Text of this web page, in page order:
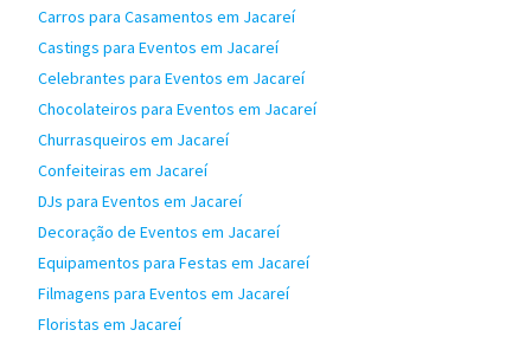
Carros para Casamentos em Jacareí
Castings para Eventos em Jacareí
Celebrantes para Eventos em Jacareí
Chocolateiros para Eventos em Jacareí
Churrasqueiros em Jacareí
Confeiteiras em Jacareí
DJs para Eventos em Jacareí
Decoração de Eventos em Jacareí
Equipamentos para Festas em Jacareí
Filmagens para Eventos em Jacareí
Floristas em Jacareí